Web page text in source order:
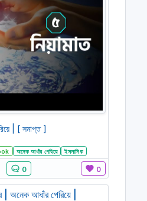
| [ সমাপ্ত ]
অনেক আধাঁর পেরিয়ে ইসলামিক
0 0
অনেক আধাঁর পেরিয়ে |